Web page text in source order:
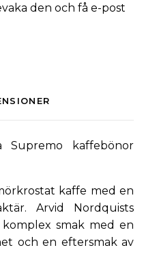
den och få e-post
Supremo kaffebönor
kaffe med en
Arvid Nordquists
smak med en
och en eftersmak av